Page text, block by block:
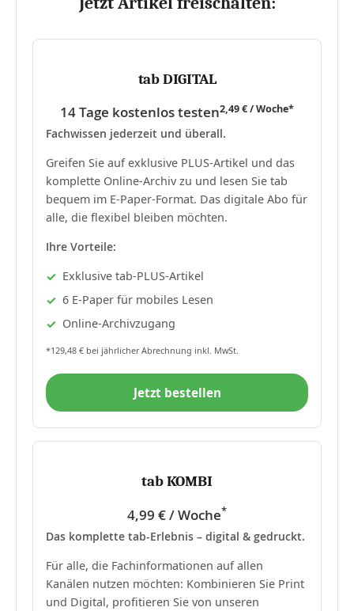
tab DIGITAL
14 Tage kostenlos testen2,49 € / Woche*
Fachwissen jederzeit und überall.
Greifen Sie auf exklusive PLUS-Artikel und das
komplette Online-Archiv zu und lesen Sie tab
bequem im E-Paper-Format. Das digitale Abo für
alle, die flexibel bleiben möchten.
Ihre Vorteile:
Exklusive tab-PLUS-Artikel
6 E-Paper für mobiles Lesen
Online-Archivzugang
*129,48 € bei jährlicher Abrechnung inkl. MwSt.
Jetzt bestellen
tab KOMBI
4,99 € / Woche*
Das komplette tab-Erlebnis – digital & gedruckt.
Für alle, die Fachinformationen auf allen
Kanälen nutzen möchten: Kombinieren Sie Print
und Digital, profitieren Sie von unseren